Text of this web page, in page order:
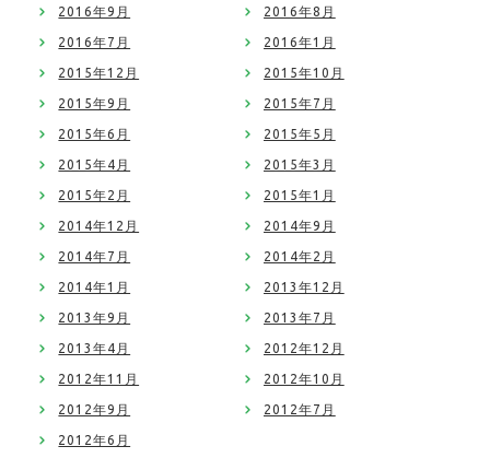
2016年9月 2016年8月
2016年7月 2016年1月
2015年12月 2015年10月
2015年9月 2015年7月
2015年6月 2015年5月
2015年4月 2015年3月
2015年2月 2015年1月
2014年12月 2014年9月
2014年7月 2014年2月
2014年1月 2013年12月
2013年9月 2013年7月
2013年4月 2012年12月
2012年11月 2012年10月
2012年9月 2012年7月
2012年6月